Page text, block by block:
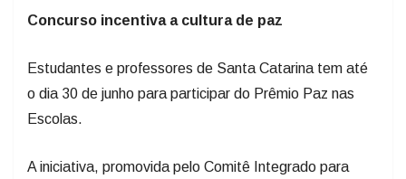
Concurso incentiva a cultura de paz
Estudantes e professores de Santa Catarina tem até
o dia 30 de junho para participar do Prêmio Paz nas
Escolas.
A iniciativa, promovida pelo Comitê Integrado para